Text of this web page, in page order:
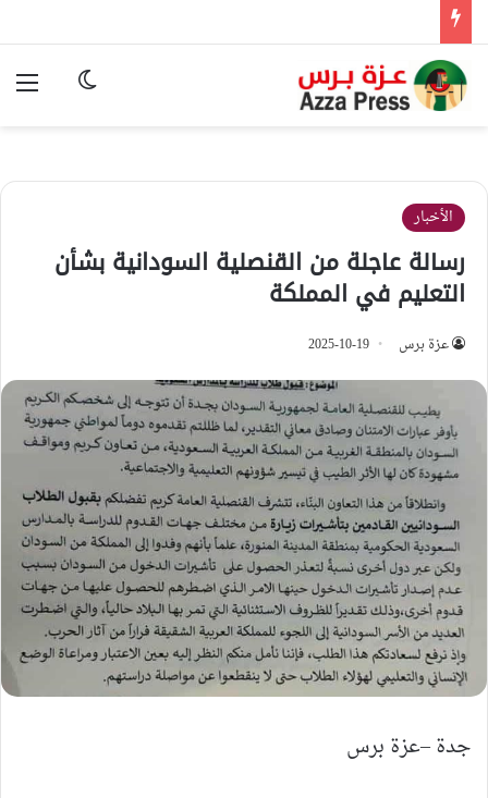
الوضع
الأخبار
رسالة عاجلة من القنصلية السودانية بشأن
التعليم في المملكة
عزة برس 2025-10-19
جدة –عزة برس